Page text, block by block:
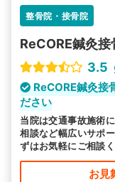
整骨院・接骨院
ReCORE鍼灸
3.5
ReCORE鍼灸
ださい
当院は交通事故施術
相談など幅広いサポ
ずはお気軽にご相談く
お見